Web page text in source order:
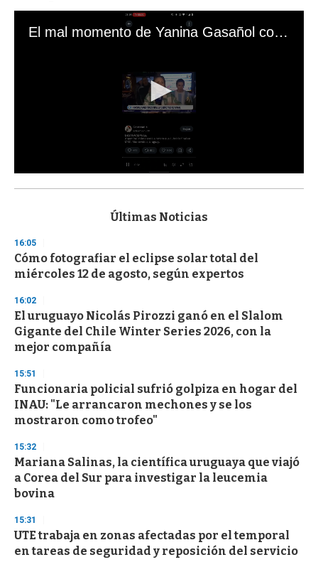
El mal momento de Yanina Gasañol con un hincha argentino en "Subrayado"
s
d
s
o
f
3
s
e
c
o
d
s
Últimas Noticias
16:05
Cómo fotografiar el eclipse solar total del
miércoles 12 de agosto, según expertos
16:02
El uruguayo Nicolás Pirozzi ganó en el Slalom
Gigante del Chile Winter Series 2026, con la
mejor compañía
15:51
Funcionaria policial sufrió golpiza en hogar del
INAU: "Le arrancaron mechones y se los
mostraron como trofeo"
15:32
Mariana Salinas, la científica uruguaya que viajó
a Corea del Sur para investigar la leucemia
bovina
15:31
UTE trabaja en zonas afectadas por el temporal
en tareas de seguridad y reposición del servicio